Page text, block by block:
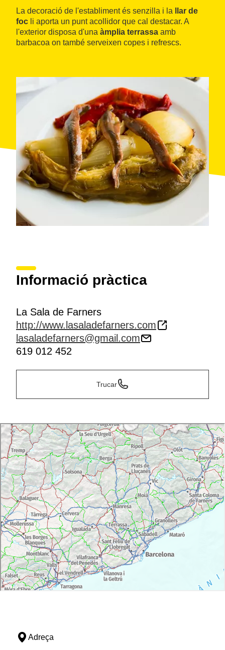
La decoració de l'establiment és senzilla i la
llar de
foc li aporta un punt acollidor que cal destacar. A
l'exterior disposa d'una àmplia terrassa amb
barbacoa on també serveixen copes i refrescs.
Informació pràctica
La Sala de Farners
http://www.lasaladefarners.com
lasaladefarners@gmail.com
619 012 452
Trucar
Adreça